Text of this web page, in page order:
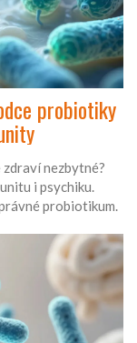
probiotiky
nezbytné?
i psychiku.
probiotikum.